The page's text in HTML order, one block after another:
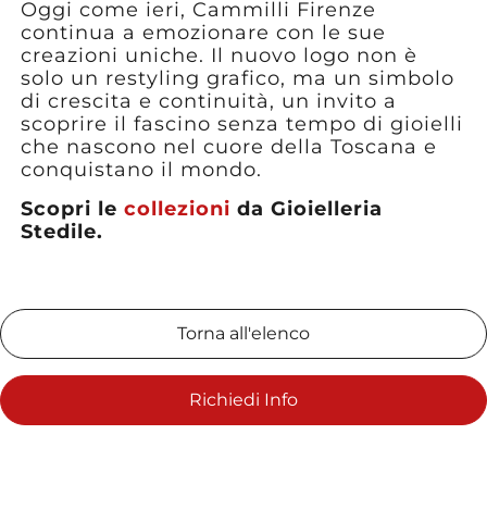
Oggi come ieri, Cammilli Firenze
continua a emozionare con le sue
creazioni uniche. Il nuovo logo non è
solo un restyling grafico, ma un simbolo
di crescita e continuità, un invito a
scoprire il fascino senza tempo di gioielli
che nascono nel cuore della Toscana e
conquistano il mondo.
Scopri le collezioni da Gioielleria
Stedile.
Torna all'elenco
Richiedi Info